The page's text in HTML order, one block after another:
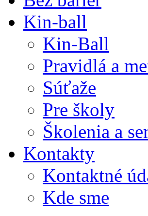
Kin-ball
Kin-Ball
Pravidlá a
Súťaže
Pre školy
Školenia a
Kontakty
Kontaktné
Kde sme